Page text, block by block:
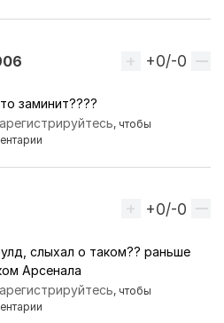
Вверх
+0/-0
заминит????
, чтобы
Вверх
+0/-0
слыхал о таком?? раньше
Арсенала
, чтобы